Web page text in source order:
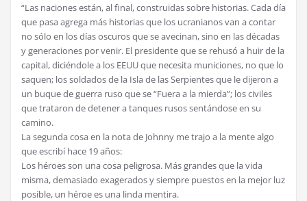
“Las naciones están, al final, construidas sobre historias. Cada día
que pasa agrega más historias que los ucranianos van a contar
no sólo en los días oscuros que se avecinan, sino en las décadas
y generaciones por venir. El presidente que se rehusó a huir de la
capital, diciéndole a los EEUU que necesita municiones, no que lo
saquen; los soldados de la Isla de las Serpientes que le dijeron a
un buque de guerra ruso que se “Fuera a la mierda”; los civiles
que trataron de detener a tanques rusos sentándose en su
camino.
La segunda cosa en la nota de Johnny me trajo a la mente algo
que escribí hace 19 años:
Los héroes son una cosa peligrosa. Más grandes que la vida
misma, demasiado exagerados y siempre puestos en la mejor luz
posible, un héroe es una linda mentira.